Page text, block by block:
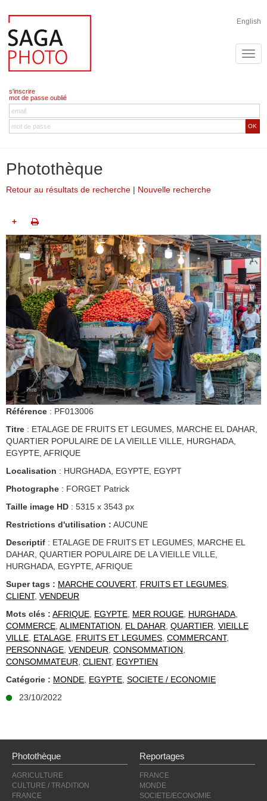
English
s'inscrire
mot de passe oublié
OK
Photothèque
Retour au résultats de recherche | Nouvelle recherche
+
Référence : PF013006
Titre : ETALAGE DE FRUITS ET LEGUMES, MARCHE EL DAHAR,
QUARTIER POPULAIRE DE LA VIEILLE VILLE, HURGHADA,
EGYPTE, AFRIQUE
Localisation : HURGHADA, EGYPTE, EGYPT
Photographe : FORGET Patrick
Taille image HD : 5315 x 3543 px
Restrictions d'utilisation : AUCUNE
Descriptif : ETALAGE DE FRUITS ET LEGUMES, MARCHE EL
DAHAR, QUARTIER POPULAIRE DE LA VIEILLE VILLE,
HURGHADA, EGYPTE, AFRIQUE
Super tags : MARCHE COUVERT, FRUITS ET LEGUMES,
CLIENT, VENDEUR
Mots clés : AFRIQUE, EGYPTE, MER ROUGE, HURGHADA,
COMMERCE, ALIMENTATION, EL DAHAR, QUARTIER, VIEILLE
VILLE, ETALAGE, FRUITS ET LEGUMES, COMMERCANT,
PERSONNAGE, VENDEUR, CONSOMMATION,
CONSOMMATEUR, CLIENT, EGYPTIEN
Catégorie : MONDE, EGYPTE, SOCIETE / ECONOMIE
23/10/2022
Photothèque
AGRICULTURE
CULTURE / TRADITION
FRANCE
Reportages
FRANCE
MONDE
SOCIETE/ECONOMIE